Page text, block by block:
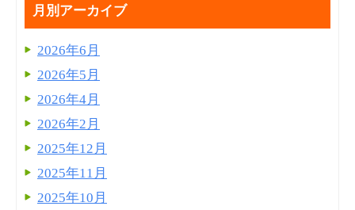
月別アーカイブ
2026年6月
2026年5月
2026年4月
2026年2月
2025年12月
2025年11月
2025年10月